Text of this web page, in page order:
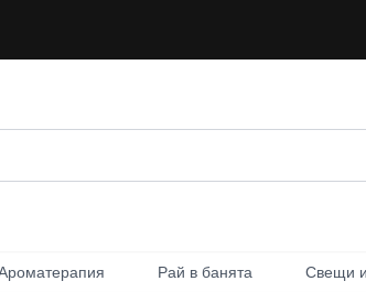
Рай в банята Свещи